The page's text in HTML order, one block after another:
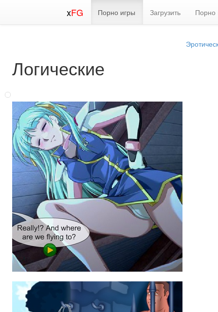
xFG Порно игры Загрузить Порно
Логические